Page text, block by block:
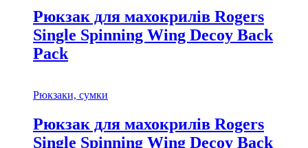
Рюкзак для махокрилів Rogers
Single Spinning Wing Decoy Back
Pack
Рюкзаки, сумки
Рюкзак для махокрилів Rogers
Single Spinning Wing Decoy Back